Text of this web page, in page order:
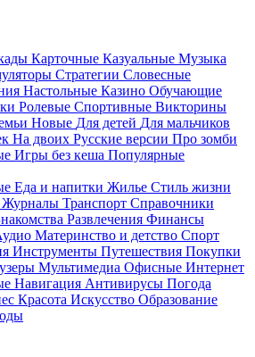
Карточные Казуальные Музыка
Стратегии Словесные
Настольные Казино Обучающие
Ролевые Спортивные Викторины
Новые Для детей Для мальчиков
На двоих Русские версии Про зомби
Игры без кеша Популярные
Еда и напитки Жилье Стиль жизни
Журналы Транспорт Справочники
Развлечения Финансы
Материнство и детство Спорт
Инструменты Путешествия Покупки
Мультимедиа Офисные Интернет
Навигация Антивирусы Погода
Красота Искусство Образование